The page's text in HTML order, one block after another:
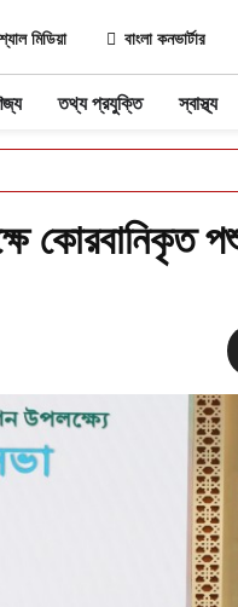
মিডিয়া বাংলা কনভার্টার
তথ্য প্রযুক্তি স্বাস্থ্য
কোরবানিকৃত